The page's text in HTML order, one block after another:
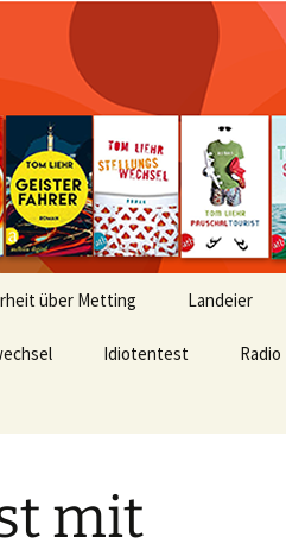
über Metting Landeier
Idiotentest
mit